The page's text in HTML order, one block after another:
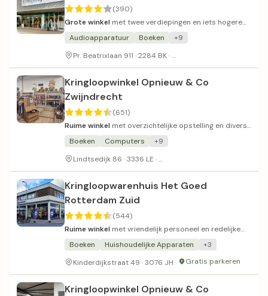
(390)
Grote winkel met twee verdiepingen en iets hogere
prijzen.
Audioapparatuur Boeken
+9
Pr. Beatrixlaan 911 · 2284 BK ·
Kringloopwinkel Opnieuw & Co
Zwijndrecht
(651)
Ruime winkel met overzichtelijke opstelling en divers
assortiment.
Boeken Computers
+9
Lindtsedijk 86 · 3336 LE ·
Kringloopwarenhuis Het Goed
Rotterdam Zuid
(544)
Ruime winkel met vriendelijk personeel en redelijke
prijzen.
Boeken Huishoudelijke Apparaten
+3
Kinderdijkstraat 49 · 3076 JH ·
Gratis parkeren
Kringloopwinkel Opnieuw & Co